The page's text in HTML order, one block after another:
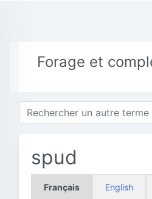
Forage et
spud
Français English